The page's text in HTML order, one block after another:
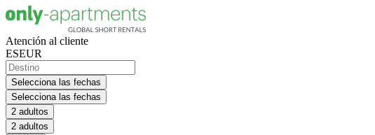
Atención al cliente
ESEUR
Selecciona las fechas
Selecciona las fechas
2 adultos
2 adultos